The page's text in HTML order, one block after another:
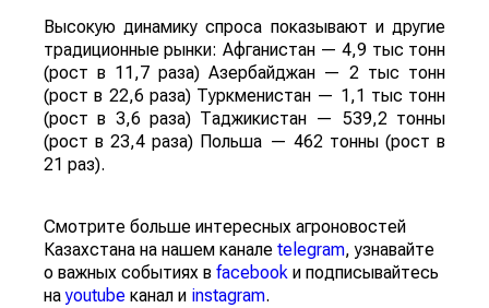
Высокую динамику спроса показывают и другие
традиционные рынки: Афганистан — 4,9 тыс тонн
(рост в 11,7 раза) Азербайджан — 2 тыс тонн
(рост в 22,6 раза) Туркменистан — 1,1 тыс тонн
(рост в 3,6 раза) Таджикистан — 539,2 тонны
(рост в 23,4 раза) Польша — 462 тонны (рост в
21 раз).
Смотрите больше интересных агроновостей
Казахстана на нашем канале telegram, узнавайте
о важных событиях в facebook и подписывайтесь
наyoutube канал и instagram.